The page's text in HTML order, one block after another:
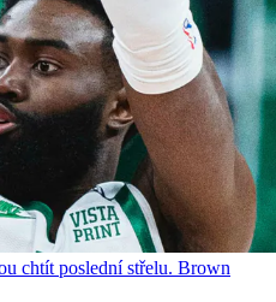
chtít poslední střelu. Brown